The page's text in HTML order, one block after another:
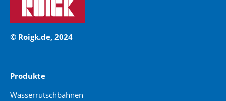
© Roigk.de, 2024
Produkte
Wasserrutschbahnen